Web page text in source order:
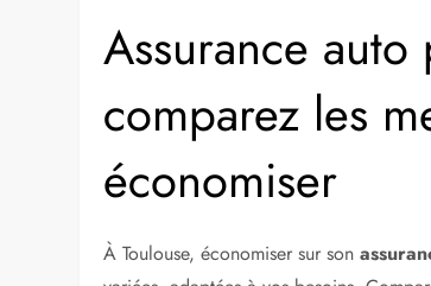
Assurance auto
comparez les
économiser
À Toulouse, économiser sur son